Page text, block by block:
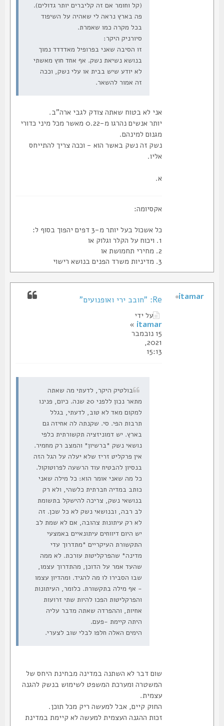
(קל וחומר אם זה קליברים יותר גדולים).
פה בארץ נראה לי שאהיה על השיפוד
בכל מקרה כמו שאמרת.
סיורניק היקר:
זו הסיבה שאני בפרופיל מאדדדד נמוך
בנושא נשיאת נשק. אף אחד חוץ מאשתי
לא יודע שיש בבית או עלי נשק, וככה
זה אמור להשאר.
אני לא בטוח שאתה צודק לגבי ארה"ב.
יותר אנשים נהרגו מ-0.22 מאשר מכל מיני כדורי
מגנום למינהם.
נשק זה נשק באשר הוא - וככה צריך להתייחס
אקסיומה:
כל אשכול בעל יותר מ-3 דפים יהפוך בסוף ל:
Re: "חובב ירי ואופנועים"
על ידי
itamar
»
15 נובמבר
2021,
בולטיק היקר, לדעתי מה שאתה
מתאר נכון ללפני 20 שנה. כיום, פנינו
למקום מאד לא טוב, לדעתי, בגלל
תרבות הפי. סי. שקנתה לה אחיזה גם
בארץ. יש דמוניזציה תקשורתית כלפי
נושאי נשק *ברשיון* והמצב רק מחמיר.
אין פרקליט זריז שלא יעלה על הגל הזה
בנסיון להבטיח עוד הרשעה לפרוטוקול.
כל מה שאני אומר הוא: כל מילה שאני
כותב במדיה חברתית כלשהי, ולא רק
בנושאי נשק, צריכה להישקל בתשומת
לב רבה, ובנושאי נשק לא כל שכן. זה
לא רק עיתונות צהובה, אם לא שמת לב
יש היום דיווחים עיתונאיים באמצעי
התקשורת העיקריים *מתדרוך עדי
מדינה* שהפרקליטות עורכת. לא ממה
שהעד אמר על הדוכן, מהתדרוך עצמו,
שבו הסבירו לו מה להגיד. ומהדיון עצמו
- אף מילה בתקשורת. כלומר, העיתונות
והפרקליטות הפכו להיות שתי זרועות
אחיות, וההפרדה שאתה מדבר עליה
היתה קיימת -פעם.
הימים האלה חלפו לבלי שוב לצערי.
שום דבר לא השתנה במדינה מבחינת היחס של
המשטרה ומערכת המשפט לשימוש בנשק להגנה
עצמית.
החוק קיים, אבל למעשה ריק מכל תוכן.
זכות ההגנה העצמית למעשה לא קיימת במדינת
itamar